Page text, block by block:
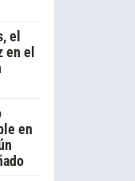
el
en el
en